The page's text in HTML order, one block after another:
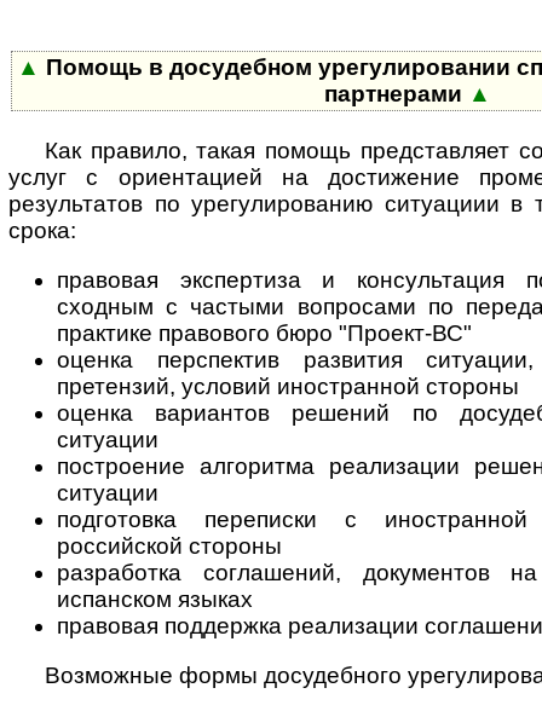
▲ Помощь в досудебном урегулировании
партнерами ▲
Как правило, такая помощь представляет
услуг с ориентацией на достижение
результатов по урегулированию ситуациии в
срока:
правовая экспертиза и консультация
сходным с частыми вопросами по
практике правового бюро "Проект-ВС"
оценка перспектив развития
претензий, условий иностранной стороны
оценка вариантов решений по
ситуации
построение алгоритма реализации
ситуации
подготовка переписки с
российской стороны
разработка соглашений, документов
испанском языках
правовая поддержка реализации
Возможные формы досудебного